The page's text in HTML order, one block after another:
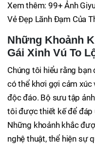
Xem thêm: 99+ Ảnh
Vẻ Đẹp Lãnh Đạm Của
Những Khoảnh
Gái Xinh Vú To
Chúng tôi hiểu rằng
có thể khơi gợi cảm xúc
độc đáo. Bộ sưu tập
tôi được thiết kế để đáp
Những khoảnh khắc
nghệ thuật, thể hiện sự